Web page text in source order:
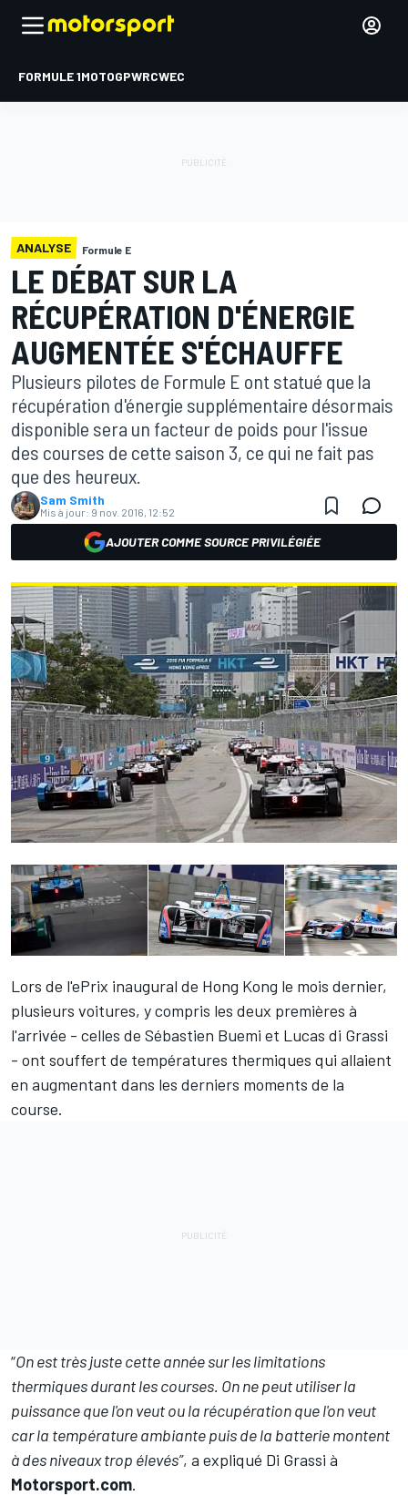
FORMULE 1MOTOGPWRCWEC
ANALYSE Formule E
LE DÉBAT SUR LA
RÉCUPÉRATION D'ÉNERGIE
AUGMENTÉE S'ÉCHAUFFE
Plusieurs pilotes de Formule E ont statué que la
récupération d'énergie supplémentaire désormais
disponible sera un facteur de poids pour l'issue
des courses de cette saison 3, ce qui ne fait pas
que des heureux.
Sam Smith
Mis à jour: 9 nov. 2016, 12:52
AJOUTER COMME SOURCE PRIVILÉGIÉE
Lors de l'ePrix inaugural de Hong Kong le mois dernier,
plusieurs voitures, y compris les deux premières à
l'arrivée - celles de Sébastien Buemi et Lucas di Grassi
- ont souffert de températures thermiques qui allaient
en augmentant dans les derniers moments de la
course.
“On est très juste cette année sur les limitations
thermiques durant les courses. On ne peut utiliser la
puissance que l'on veut ou la récupération que l'on veut
car la température ambiante puis de la batterie montent
à des niveaux trop élevés”, a expliqué Di Grassi à
Motorsport.com.